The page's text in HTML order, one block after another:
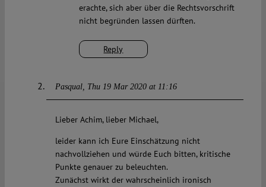
Reply
erachte, sich aber über die Rechtsvorschrift
nicht begründen lassen dürften.
Pasqual Thu 19 Mar 2020 at 11:16
Lieber Achim, lieber Michael,
leider kann ich Eure Einschätzung nicht
nachvollziehen und würde Euch bitten, kritische
Punkte genauer zu beleuchten.
Zunächst wirkt der wahrscheinlich ironisch